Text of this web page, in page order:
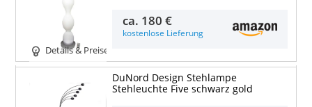
Details & Preise
ca. 180 €
kostenlose Lieferung
DuNord Design Stehlampe
Stehleuchte Five schwarz gold